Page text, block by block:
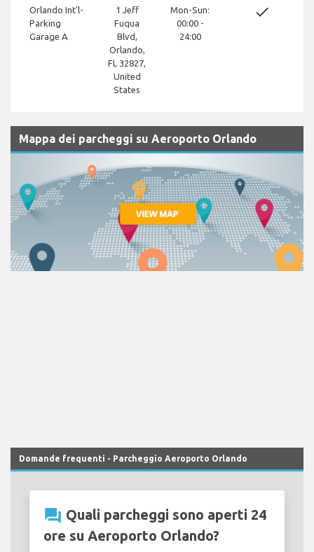
Orlando Int'l-
Parking
Garage A
1 Jeff
Fuqua
Blvd,
Orlando,
FL 32827,
United
States
Mon-Sun:
00:00 -
24:00
done
Mappa dei parcheggi su Aeroporto Orlando
Domande frequenti - Parcheggio Aeroporto Orlando
question_answer Quali parcheggi sono aperti 24
ore su Aeroporto Orlando?